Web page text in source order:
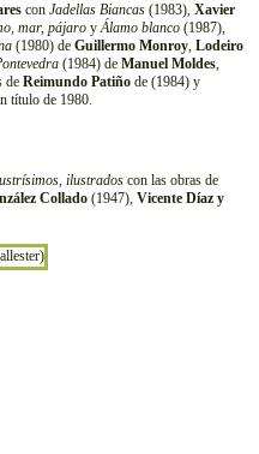
con Jadellas Biancas (1983), Xavier
mar, pájaro yÁlamo blanco (1987),
(1980) de Guillermo Monroy, Lodeiro
(1984) de Manuel Moldes,
de Reimundo Patiño de (1984) y
título de 1980.
ilustrados con las obras de
Collado (1947), Vicente Díaz y